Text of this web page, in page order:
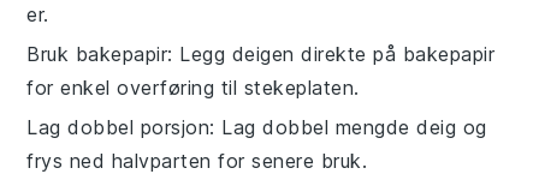
er.
Bruk bakepapir: Legg deigen direkte på bakepapir
for enkel overføring til stekeplaten.
Lag dobbel porsjon: Lag dobbel mengdedeig og
frys ned halvparten for senere bruk.